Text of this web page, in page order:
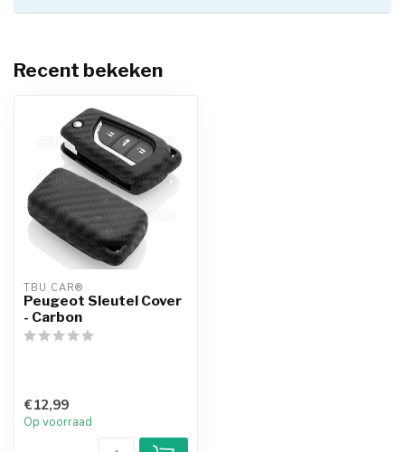
Recent bekeken
TBU CAR®
Peugeot Sleutel Cover
- Carbon
€12,99
Op voorraad